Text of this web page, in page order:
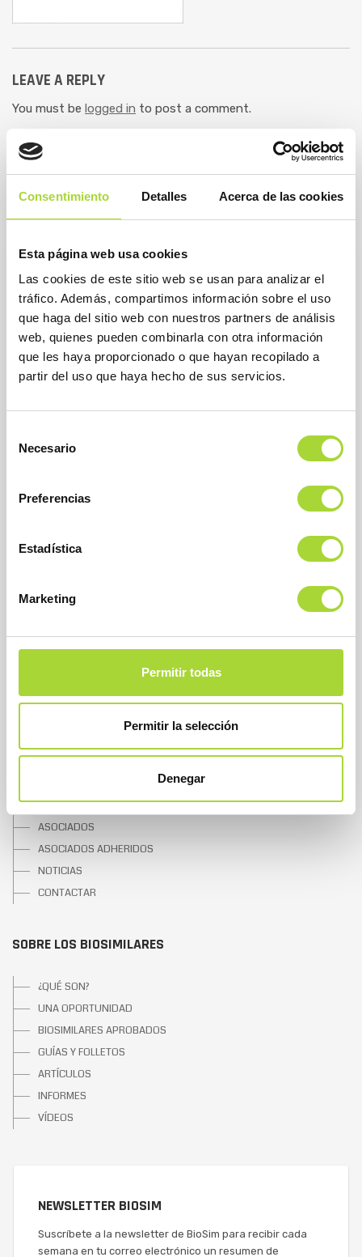
Consentimiento Detalles Acerca de las cookies
Esta página web usa cookies
Las cookies de este sitio web se usan para analizar el
tráfico. Además, compartimos información sobre el uso
que haga del sitio web con nuestros partners de análisis
web, quienes pueden combinarla con otra información
que les haya proporcionado o que hayan recopilado a
partir del uso que haya hecho de sus servicios.
Necesario
Preferencias
Estadística
Marketing
Permitir todas
Permitir la selección
Denegar
LEAVE A REPLY
You must be logged in to post a comment.
Dirección
Teléfono : +34 91 864 31 32
QUIÉNES SOMOS
EQUIPO
ASOCIADOS
ASOCIADOS ADHERIDOS
NOTICIAS
CONTACTAR
SOBRE LOS BIOSIMILARES
¿QUÉ SON?
UNA OPORTUNIDAD
BIOSIMILARES APROBADOS
GUÍAS Y FOLLETOS
ARTÍCULOS
INFORMES
VÍDEOS
NEWSLETTER BIOSIM
Suscríbete a la newsletter de BioSim para recibir cada
semana en tu correo electrónico un resumen de